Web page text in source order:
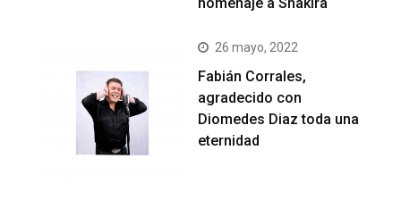
26 mayo, 2022
Fabián Corrales,
agradecido con
Diomedes Diaz toda una
eternidad